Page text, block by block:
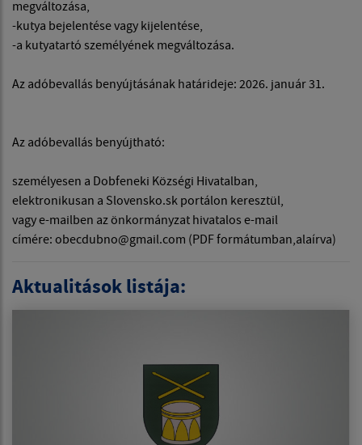
megváltozása,
-kutya bejelentése vagy kijelentése,
-a kutyatartó személyének megváltozása.
Az adóbevallás benyújtásának határideje: 2026. január 31.
Az adóbevallás benyújtható:
személyesen a Dobfeneki Községi Hivatalban,
elektronikusan a Slovensko.sk portálon keresztül,
vagy e-mailben az önkormányzat hivatalos e-mail
címére: obecdubno@gmail.com (PDF formátumban,alaírva)
Aktualitások listája: